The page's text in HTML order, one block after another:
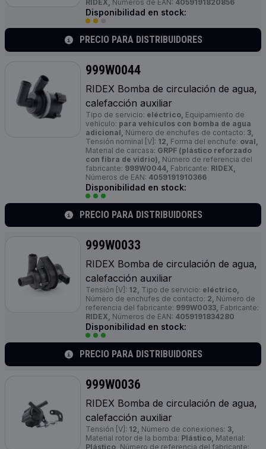
RIDEX, Números de EAN: 4059191820856
Disponibilidad en stock:
PRECIO PARA DISTRIBUIDORES
999W0044
RIDEX Bomba de circulación de agua,
calefacción auxiliar
Tipo de servicio: eléctrico, Equipamiento de
vehículo: para vehículos con bomba de agua
adicional, Número de enchufes de contacto: 3,
Tensión nominal [V]: 12, Forma del enchufe: oval,
Material de carcasa: GRPF (plástico reforzado
con fibra de vidrio), Número de referencia del
fabricante: 999W0044, Fabricante: RIDEX,
Números de EAN: 4059191910366
Disponibilidad en stock:
PRECIO PARA DISTRIBUIDORES
999W0033
RIDEX Bomba de circulación de agua,
calefacción auxiliar
Tensión [V]: 12, Tipo de servicio: eléctrico,
Número de enchufes de contacto: 2, Número de
referencia del fabricante: 999W0033, Fabricante:
RIDEX, Números de EAN: 4059191834280
Disponibilidad en stock:
PRECIO PARA DISTRIBUIDORES
999W0036
RIDEX Bomba de circulación de agua,
calefacción auxiliar
Tensión [V]: 12, Número de conexiones: 3,
Material rotor de la bomba: Plástico, Material:
Plástico, Número de referencia del fabricante: